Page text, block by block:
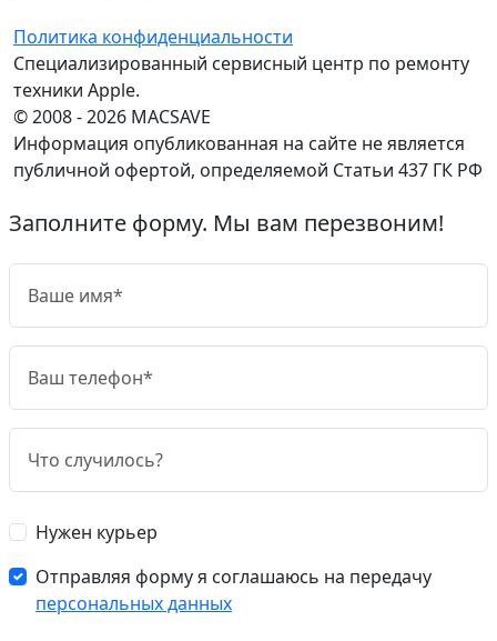
Политика конфиденциальности
Специализированный сервисный центр по ремонту
техники Apple.
© 2008 - 2026 MACSAVE
Информация опубликованная на сайте не является
публичной офертой, определяемой Статьи 437 ГК РФ
Заполните форму. Мы вам перезвоним!
Нужен курьер
Отправляя форму я соглашаюсь на передачу
персональных данных